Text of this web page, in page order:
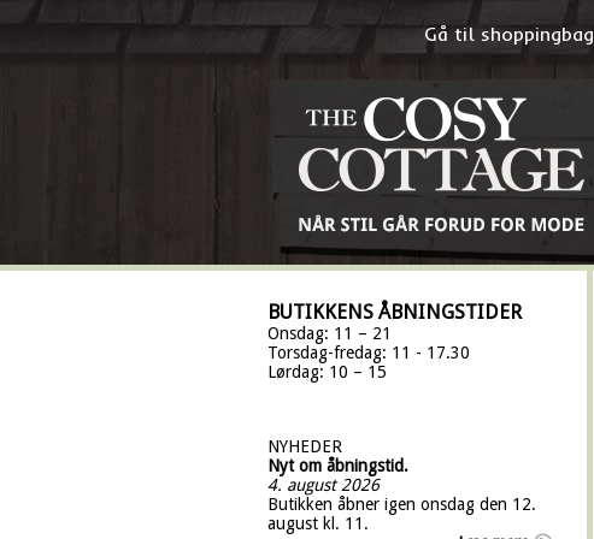
Gå til shoppingbag
BUTIKKENS ÅBNINGSTIDER
Onsdag: 11 – 21
Torsdag-fredag: 11 - 17.30
Lørdag: 10 – 15
NYHEDER
Nyt om åbningstid.
4. august 2026
Butikken åbner igen onsdag den 12.
august kl. 11.